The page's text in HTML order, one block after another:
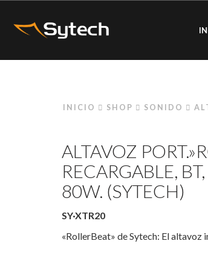
INICIO SHOP SONIDO
ALTAVOZ
RECARGABLE,
80W. (SYTECH)
SY·XTR20
«RollerBeat» de Sytech: El altavoz